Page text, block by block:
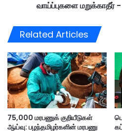
சி
ந்
த
மா
ண
வ
ர்
க
ளு
வாய்ப்புகளை மறுக்காதீர்
Related Articles
75,000 மரபணுக் குறியீடுகள்
ஆய்வு: பழந்தமிழர்களின் மரபணு